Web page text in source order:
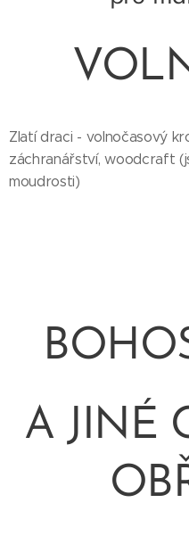
Zlatí draci - volnočasový
záchranářství, woodcraft
moudrosti)
A JINÉ